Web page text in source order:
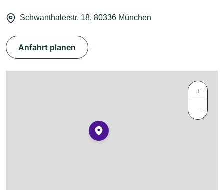
Schwanthalerstr. 18, 80336 München
Anfahrt planen
+
−